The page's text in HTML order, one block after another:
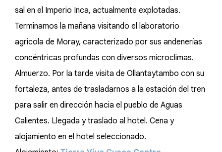
sal en el Imperio Inca, actualmente explotadas.
Terminamos la mañana visitando el laboratorio
agrícola de Moray, caracterizado por sus andenerías
concéntricas profundas con diversos microclimas.
Almuerzo. Por la tarde visita de Ollantaytambo con su
fortaleza, antes de trasladarnos a la estación del tren
para salir en dirección hacia el pueblo de Aguas
Calientes. Llegada y traslado al hotel. Cena y
alojamiento en el hotel seleccionado.